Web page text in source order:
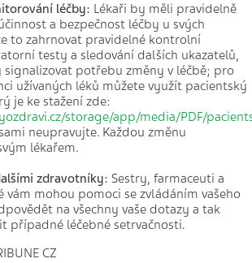
léčby: Lékaři by měli pravidelně
a bezpečnost léčby u svých
to zahrnovat pravidelné kontrolní
testy a sledování dalších ukazatelů,
potřebu změny v léčbě; pro
užívaných léků můžete využít pacientský
je ke stažení zde:
storage/app/media/PDF/
neupravujte. Každou změnu
lékařem.
zdravotníky: Sestry, farmaceuti a
vám mohou pomoci se zvládáním vašeho
na všechny vaše dotazy a tak
případné léčebné setrvačnosti.
CZ